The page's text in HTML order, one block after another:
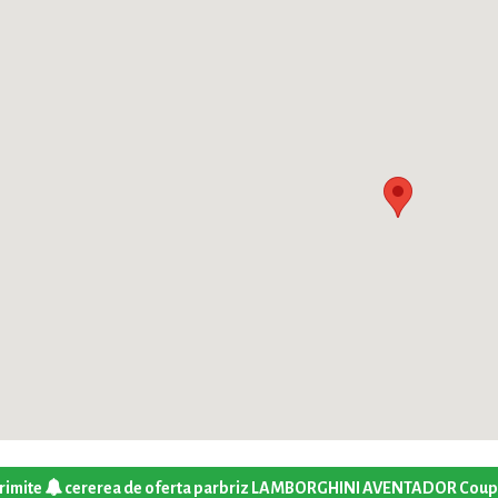
cererea de oferta parbriz LAMBORGHINI AVENTADOR